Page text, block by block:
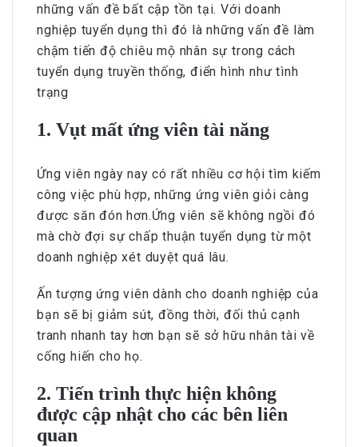
những vấn đề bất cập tồn tại. Với doanh
nghiệp tuyển dụng thì đó là những vấn đề làm
chậm tiến độ chiêu mộ nhân sự trong cách
tuyển dụng truyền thống, điển hình như tình
trạng
1. Vụt mất ứng viên tài năng
Ứng viên ngày nay có rất nhiều cơ hội tìm kiếm
công việc phù hợp, những ứng viên giỏi càng
được săn đón hơn.Ứng viên sẽ không ngồi đó
mà chờ đợi sự chấp thuận tuyển dụng từ một
doanh nghiệp xét duyệt quá lâu.
Ấn tượng ứng viên dành cho doanh nghiệp của
bạn sẽ bị giảm sút, đồng thời, đối thủ cạnh
tranh nhanh tay hơn bạn sẽ sở hữu nhân tài về
cống hiến cho họ.
2. Tiến trình thực hiện không
được cập nhật cho các bên liên
quan